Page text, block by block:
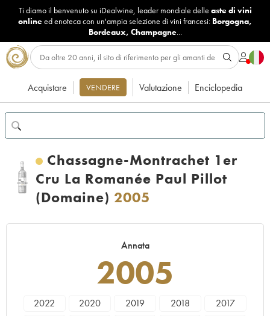
Ti diamo il benvenuto su iDealwine, leader mondiale delle aste di vini
onlineed enoteca con un'ampia selezione di vini francesi: Borgogna,
Bordeaux, Champagne...
Acquistare VENDERE Valutazione Enciclopedia
Chassagne-Montrachet 1er
Cru La Romanée Paul Pillot
(Domaine) 2005
Annata
2005
2022 2020 2019 2018
2017